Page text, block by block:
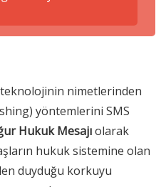
teknolojinin nimetlerinden
yöntemlerini SMS
Hukuk Mesajıolarak
hukuk sistemine olan
duyduğu korkuyu